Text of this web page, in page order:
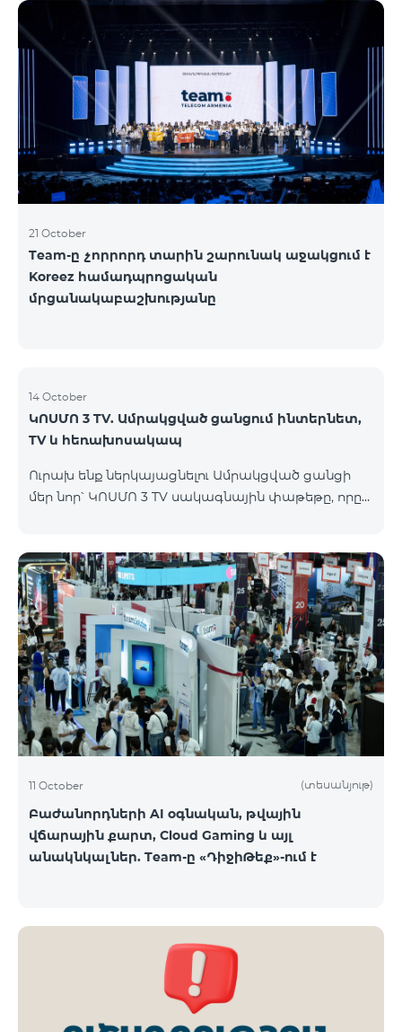
3 TV փաթեթը․ Ինտերնետ. Մինչև 50 Մբիթ/վ
արագություն։ Մինչև 80 TV ալիք՝ TeamTv Smart
հավելվածով: Ֆիքսված հեռախոսակապ. 180
րոպե դեպի Team ֆիքսված ցանց։ Սույն
սակագնային փաթեթում ներառված
հեռուստատեսության ծառայությունը
տրամադրվում է առանց TV սարքի՝ TeamTV Smart
հավելվածի միջոցով։ Սակագնային փաթեթի
արժեքները ներկայացվա
21 October
Team-ը չորրորդ տարին շարունակ աջակցում է
Koreez համադպրոցական
մրցանակաբաշխությանը
14 October
ԿՈՍՄՈ 3 TV. Ամրակցված ցանցում ինտերնետ,
TV և հեռախոսակապ
Ուրախ ենք ներկայացնելու Ամրակցված ցանցի
մեր նոր՝ ԿՈՍՄՈ 3 TV սակագնային փաթեթը, որը
ժամանակակից լուծումներ յուրաքանչյուր տան
համար, որը հասանելի կլինի Վարդենիս և
Գավառ քաղաքներում մինչև 15․11․2025
ներառյալ։Ի՞նչ է ներառում Ամրակցված ցանցի
ԿՈՍՄՈ 3 TV փաթեթը․ Ինտերնետ. Մինչև 50 Մբիթ/
վ արագություն։ TV. Մինչև 80 TV ալիք՝ TeamTv
Smart հավելվածով Ֆիքսված հեռախոսակապ.
180 րոպե դեպի Team ֆիքսված ցանց։ Սույն
սակագնային փաթեթում ներառվա
11 October (տեսանյութ)
Բաժանորդների AI օգնական, թվային
վճարային քարտ, Cloud Gaming և այլ
անակնկալներ. Team-ը «ԴիջիԹեք»-ում է